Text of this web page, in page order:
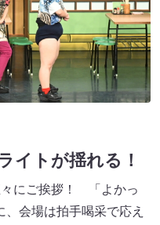
イトが揺れる！
々にご挨拶！ 「よかっ
会場は拍手喝采で応え